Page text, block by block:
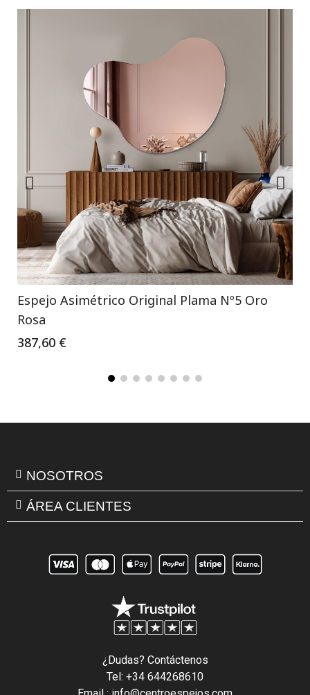
Espejo Asimétrico Original Plama Nº5 Oro
Rosa
387,60 €
NOSOTROS
ÁREA CLIENTES
¿Dudas? Contáctenos
Tel: +34 644268610